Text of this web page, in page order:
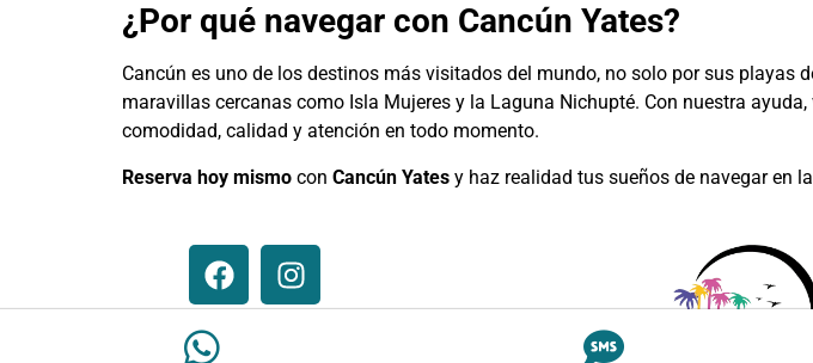
¿Por qué navegar con Cancún Yates?
Cancún es uno de los destinos más visitados del mundo, no solo por sus
maravillas cercanas como Isla Mujeres y la Laguna Nichupté. Con nuestra
comodidad, calidad y atención en todo momento.
Reserva hoy mismo con Cancún Yates y haz realidad tus sueños de navegar en